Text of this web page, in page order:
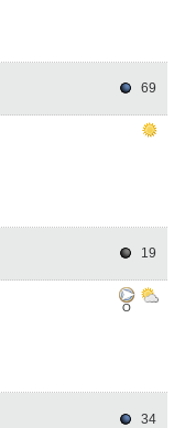
69
19
O
34